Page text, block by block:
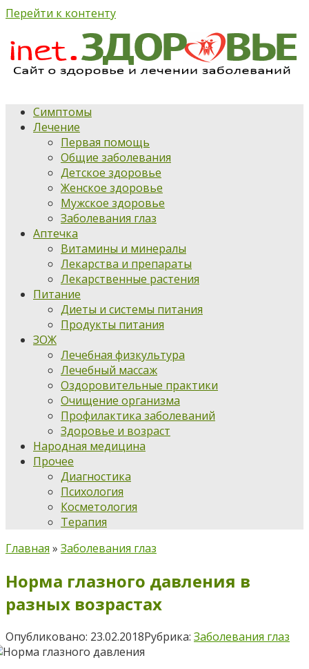
Перейти к контенту
Симптомы
Лечение
Первая помощь
Общие заболевания
Детское здоровье
Женское здоровье
Мужское здоровье
Заболевания глаз
Аптечка
Витамины и минералы
Лекарства и препараты
Лекарственные растения
Питание
Диеты и системы питания
Продукты питания
ЗОЖ
Лечебная физкультура
Лечебный массаж
Оздоровительные практики
Очищение организма
Профилактика заболеваний
Здоровье и возраст
Народная медицина
Прочее
Диагностика
Психология
Косметология
Терапия
Главная » Заболевания глаз
Норма глазного давления в
разных возрастах
Опубликовано: 23.02.2018Рубрика: Заболевания глаз